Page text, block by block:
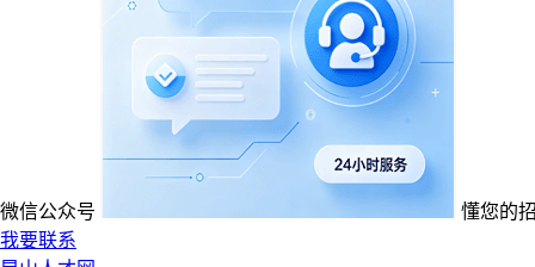
微信公众号
懂您的
我要联系